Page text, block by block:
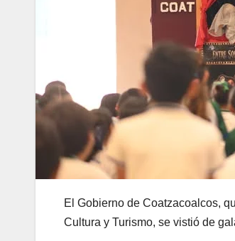
El Gobierno de Coatzacoalcos,
Cultura y Turismo, se vistió de